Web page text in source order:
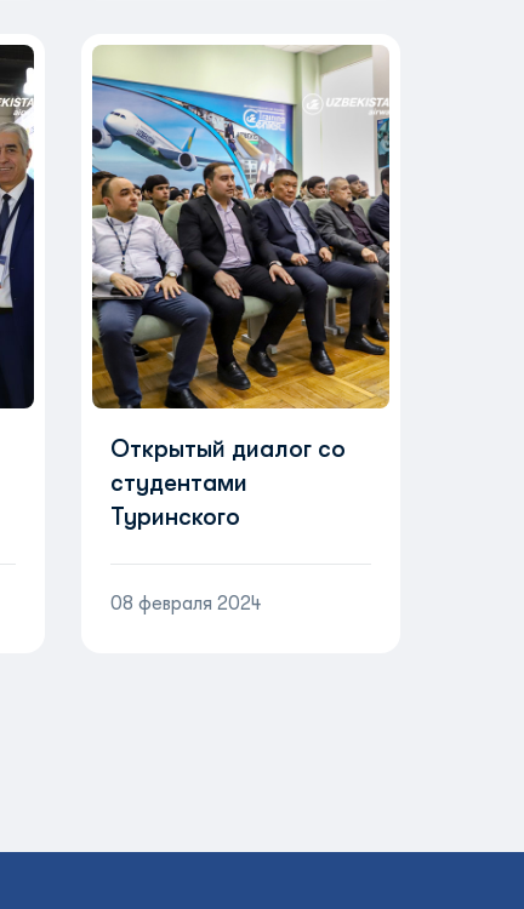
Открытый диалог со
студентами
Туринского
Ташкенте
08 февраля 2024